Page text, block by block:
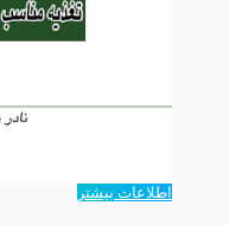
اطلاعات بیشتر